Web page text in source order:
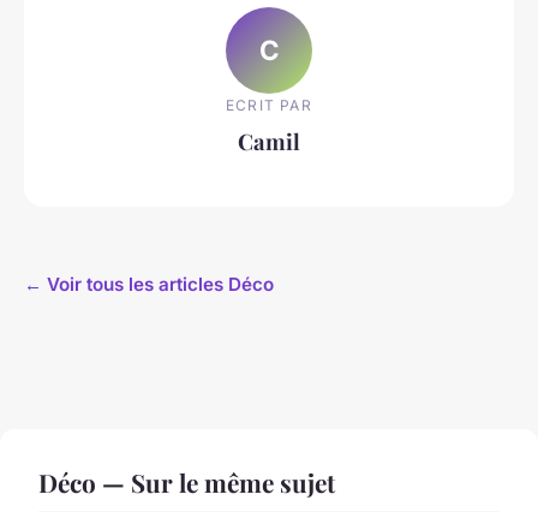
C
ECRIT PAR
Camil
← Voir tous les articles Déco
Déco — Sur le même sujet